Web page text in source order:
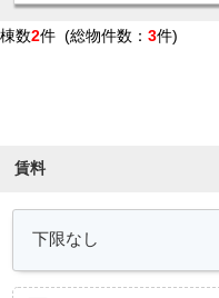
棟数2件 (総物件数： 3件)
賃料